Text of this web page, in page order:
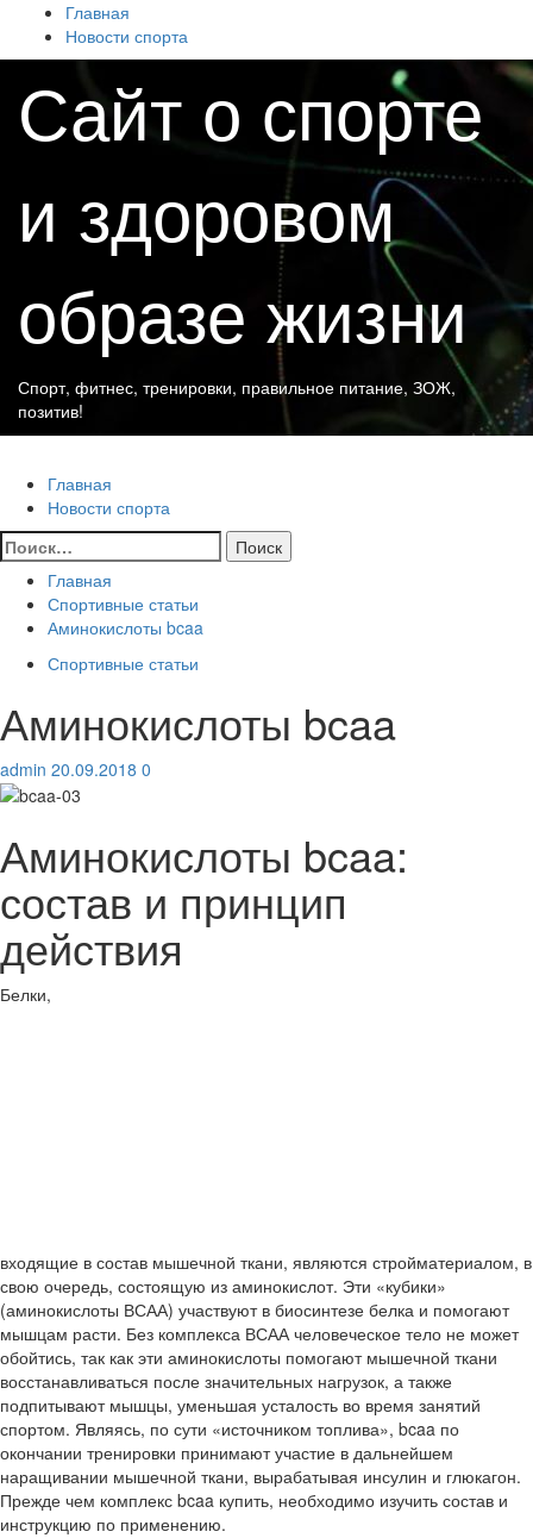
Перейти
содержимому
Главная
Новости спорта
Сайт о спорте
и здоровом
образе жизни
Спорт, фитнес, тренировки, правильное питание, ЗОЖ,
позитив!
Главная
Новости спорта
Найти:
Главная
Спортивные статьи
Аминокислоты bcaa
Спортивные статьи
Аминокислоты bcaa
admin 20.09.2018 0
Аминокислоты bcaa:
состав и принцип
действия
Белки,
входящие в состав мышечной ткани, являются стройматериалом, в
свою очередь, состоящую из аминокислот. Эти «кубики»
(аминокислоты ВСАА) участвуют в биосинтезе белка и помогают
мышцам расти. Без комплекса ВСАА человеческое тело не может
обойтись, так как эти аминокислоты помогают мышечной ткани
восстанавливаться после значительных нагрузок, а также
подпитывают мышцы, уменьшая усталость во время занятий
спортом. Являясь, по сути «источником топлива», bcaa по
окончании тренировки принимают участие в дальнейшем
наращивании мышечной ткани, вырабатывая инсулин и глюкагон.
Прежде чем комплекс bcaa купить, необходимо изучить состав и
инструкцию по применению.